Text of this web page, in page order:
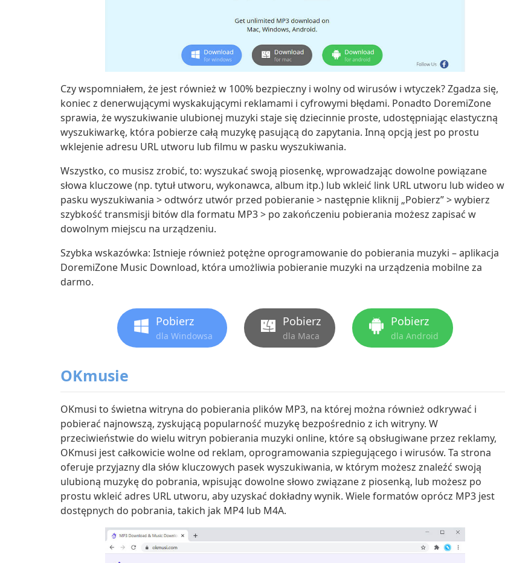
Czy wspomniałem, że jest również w 100% bezpieczny i wolny od wirusów i wtyczek? Zgadza się,
koniec z denerwującymi wyskakującymi reklamami i cyfrowymi błędami. Ponadto DoremiZone
sprawia, że ​​wyszukiwanie ulubionej muzyki staje się dziecinnie proste, udostępniając elastyczną
wyszukiwarkę, która pobierze całą muzykę pasującą do zapytania. Inną opcją jest po prostu
wklejenie adresu URL utworu lub filmu w pasku wyszukiwania.
Wszystko, co musisz zrobić, to: wyszukać swoją piosenkę, wprowadzając dowolne powiązane
słowa kluczowe (np. tytuł utworu, wykonawca, album itp.) lub wkleić link URL utworu lub wideo w
pasku wyszukiwania > odtwórz utwór przed pobieranie > następnie kliknij „Pobierz” > wybierz
szybkość transmisji bitów dla formatu MP3 > po zakończeniu pobierania możesz zapisać w
dowolnym miejscu na urządzeniu.
Szybka wskazówka: Istnieje również potężne oprogramowanie do pobierania muzyki – aplikacja
DoremiZone Music Download, która umożliwia pobieranie muzyki na urządzenia mobilne za
darmo.
Pobierz
dla Windowsa
Pobierz
dla Maca
Pobierz
dla Android
OKmusie
OKmusi to świetna witryna do pobierania plików MP3, na której można również odkrywać i
pobierać najnowszą, zyskującą popularność muzykę bezpośrednio z ich witryny. W
przeciwieństwie do wielu witryn pobierania muzyki online, które są obsługiwane przez reklamy,
OKmusi jest całkowicie wolne od reklam, oprogramowania szpiegującego i wirusów. Ta strona
oferuje przyjazny dla słów kluczowych pasek wyszukiwania, w którym możesz znaleźć swoją
ulubioną muzykę do pobrania, wpisując dowolne słowo związane z piosenką, lub możesz po
prostu wkleić adres URL utworu, aby uzyskać dokładny wynik. Wiele formatów oprócz MP3 jest
dostępnych do pobrania, takich jak MP4 lub M4A.